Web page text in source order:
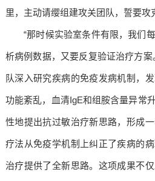
里，主动请缨组建攻关团队，誓要攻
“那时候实验室条件有限，我们
析病例数据，又要反复验证治疗方案
队深入研究疾病的免疫发病机制，
功能紊乱，血清IgE和组胺含量异常
性地提出抗过敏治疗新思路，形成
疗法从免疫学机制上纠正了疾病的
治疗提供了全新思路。这项成果不